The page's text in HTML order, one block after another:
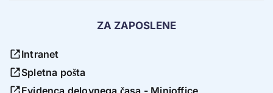
ZA ZAPOSLENE
Intranet
Spletna pošta